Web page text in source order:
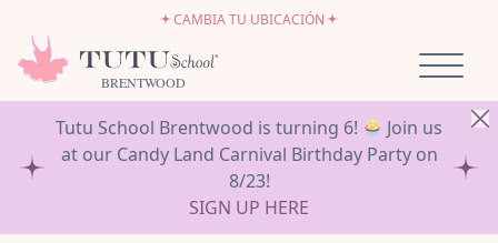
CAMBIA TU UBICACIÓN
BRENTWOOD
SÉ PROPIETARIO DE UNA TUTU SCHOOL
Tutu School Brentwood is turning 6!
Join us
at our Candy Land Carnival Birthday Party on
8/23!
SIGN UP HERE